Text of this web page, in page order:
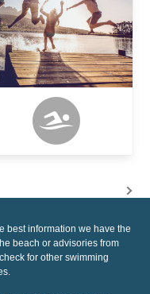
best information we have the
beach or advisories from
for other swimming